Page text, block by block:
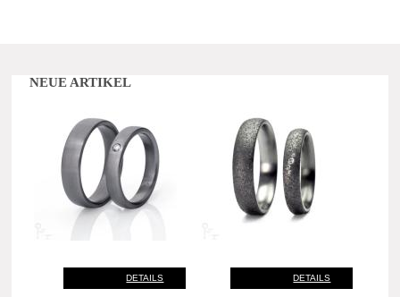
NEUE ARTIKEL
DETAILS DETAILS